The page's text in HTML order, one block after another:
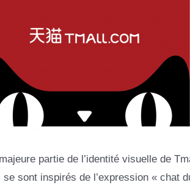
partie de l’identité visuelle de
sont inspirés de l’expression « chat